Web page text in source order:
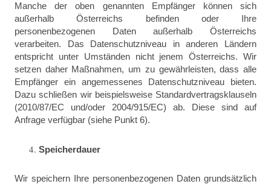
Manche der oben genannten Empfänger können sich
außerhalb Österreichs befinden oder Ihre
personenbezogenen Daten außerhalb Österreichs
verarbeiten. Das Datenschutzniveau in anderen Ländern
entspricht unter Umständen nicht jenem Österreichs. Wir
setzen daher Maßnahmen, um zu gewährleisten, dass alle
Empfänger ein angemessenes Datenschutzniveau bieten.
Dazu schließen wir beispielsweise Standardvertragsklauseln
(2010/87/EC und/oder 2004/915/EC) ab. Diese sind auf
Anfrage verfügbar (siehe Punkt 6).
Speicherdauer
Wir speichern Ihre personenbezogenen Daten grundsätzlich